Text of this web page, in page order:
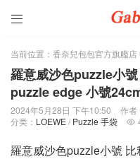

当前位置： 香奈兒包包官方旗艦
羅意威沙色puzzle小
puzzle edge 小號
2024年5月28日 下午10:50 作者
分类： LOEWE/ Puzzle 手袋 
羅意威沙色puzzle小號